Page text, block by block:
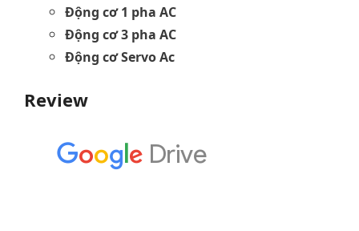
Động cơ 1 pha AC
Động cơ 3 pha AC
Động cơ Servo Ac
Review